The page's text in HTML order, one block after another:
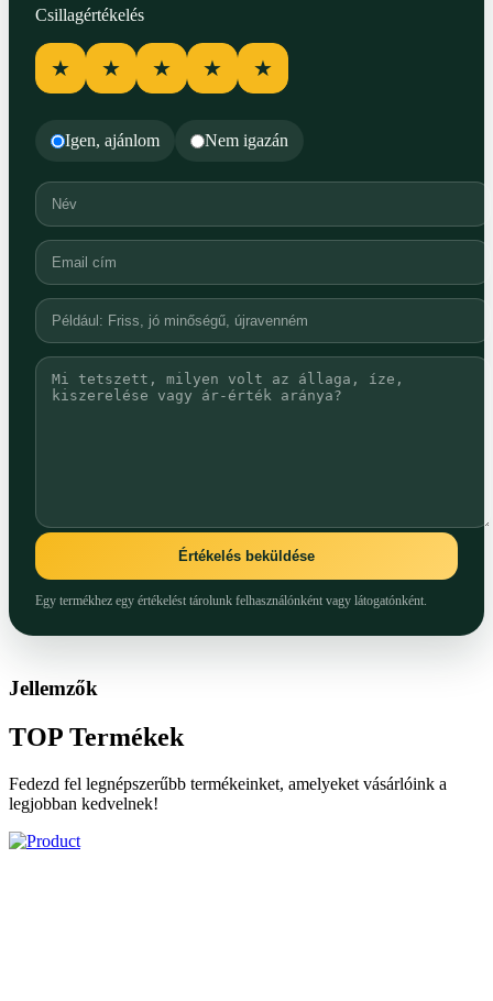
Csillagértékelés
★ ★ ★ ★ ★
Igen, ajánlom Nem igazán
Értékelés beküldése
Egy termékhez egy értékelést tárolunk felhasználónként vagy látogatónként.
Jellemzők
TOP Termékek
Fedezd fel legnépszerűbb termékeinket, amelyeket vásárlóink a
legjobban kedvelnek!